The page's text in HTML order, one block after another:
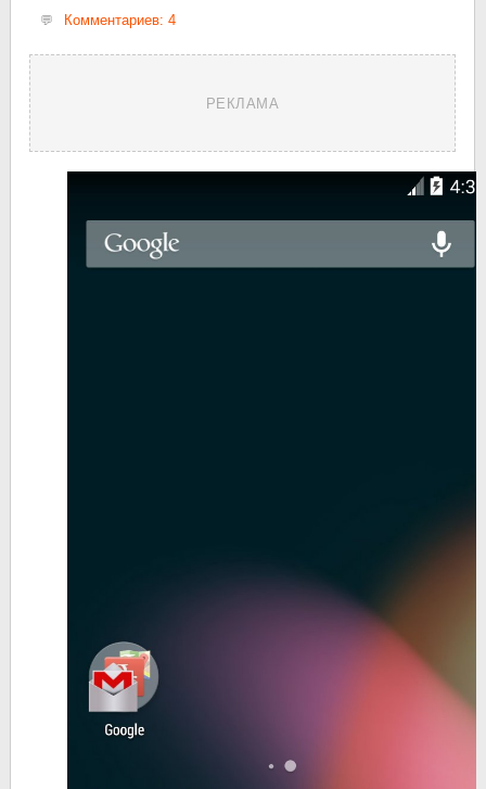
Комментариев: 4
РЕКЛАМА